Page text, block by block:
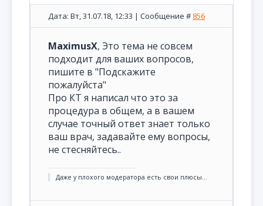
Дата: Вт, 31.07.18, 12:33 | Сообщение # 856
MaximusX, Это тема не совсем
подходит для ваших вопросов,
пишите в "Подскажите
пожалуйста"
Про КТ я написал что это за
процедура в общем, а в вашем
случае точный ответ знает только
ваш врач, задавайте ему вопросы,
не стесняйтесь..
Даже у плохого модератора есть свои плюсы...